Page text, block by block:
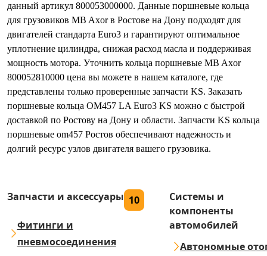
данный артикул 800053000000. Данные поршневые кольца
для грузовиков MB Axor в Ростове на Дону подходят для
двигателей стандарта Euro3 и гарантируют оптимальное
уплотнение цилиндра, снижая расход масла и поддерживая
мощность мотора. Уточнить кольца поршневые MB Axor
800052810000 цена вы можете в нашем каталоге, где
представлены только проверенные запчасти KS. Заказать
поршневые кольца OM457 LA Euro3 KS можно с быстрой
доставкой по Ростову на Дону и области. Запчасти KS кольца
поршневые om457 Ростов обеспечивают надежность и
долгий ресурс узлов двигателя вашего грузовика.
Запчасти и аксессуары 10
Фитинги и
пневмосоединения
Системы и
компоненты
автомобилей
Автономные